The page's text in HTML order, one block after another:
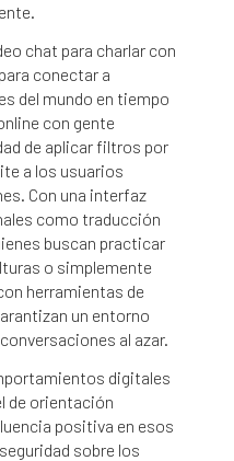
chat para charlar con
conectar a
del mundo en tiempo
con gente
de aplicar filtros por
a los usuarios
Con una interfaz
como traducción
buscan practicar
o simplemente
herramientas de
un entorno
al azar.
digitales
de orientación
positiva en esos
sobre los